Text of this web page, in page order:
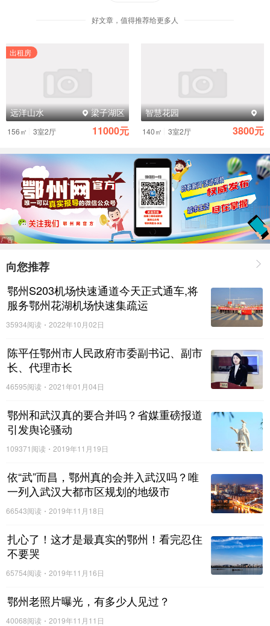
主城区及周边禁止燃放烟花爆竹区域的决
鞭区域为：东至球团厂专用铁路线，南至汉
鄂高速公路，西至鄂州经济开发区大闸社
区、内河社区、樊川社区和周铺村、范墩
村、杜山村、月河村、旭光村、长堤村、杜
沟村、北抵长江。
二、本通告所称烟花爆竹，是指烟花爆
竹制品（含电子鞭炮）和用于生产烟花爆竹
的民用黑火药、烟火药、引火线等物品。
三、鄂城区政府、鄂州经济开发区管委
辖区域内的禁鞭工作。公安机关是禁鞭工作
的主管机关。
四、在禁鞭区域内的单位和个人,有下列
行为之一的,由公安机关给予处罚：
关责令停止燃放、收缴其烟花爆竹，并处
500元罚款，对直接责任人或单位负责人处
100元以上500元以下罚款；
关责令停止燃放、收缴其烟花爆竹，处100
元以上500元以下罚款；
（三）对拒绝、阻碍执法人员依法执行
行为，情节严重的，公安机关可依法对当事
人处5日以上10日以下拘留；构成犯罪的，
依照《中华人民共和国刑法》相关规定追究
五、对违反禁鞭规定的行为，任何单位
和个人都有权劝阻和向行政执法机关举报，
有关行政执法机关应当及时处理。对举报人
打击报复的，根据其行为和后果，依法追究
法律责任。
好文章，值得推荐给更多人
出租房
远洋山水 梁子湖区
156㎡ 3室2厅 11000元
智慧花园
140㎡ 3室2厅 3800元
向您推荐
鄂州S203机场快速通道今天正式通车,将
服务鄂州花湖机场快速集疏运
35934阅读 2022年10月02日
陈平任鄂州市人民政府市委副书记、副市
长、代理市长
46595阅读 2021年01月04日
鄂州和武汉真的要合并吗？省媒重磅报道
引发舆论骚动
109371阅读 2019年11月19日
依“武”而昌，鄂州真的会并入武汉吗？唯
一列入武汉大都市区规划的地级市
66543阅读 2019年11月18日
扎心了！这才是最真实的鄂州！看完忍住
不要哭
65754阅读 2019年11月16日
鄂州老照片曝光，有多少人见过？
40068阅读 2019年11月11日